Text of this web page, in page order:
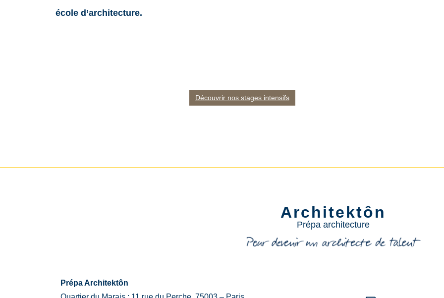
école d’architecture.
Découvrir nos stages intensifs
Architektôn
Prépa architecture
Prépa Architektôn